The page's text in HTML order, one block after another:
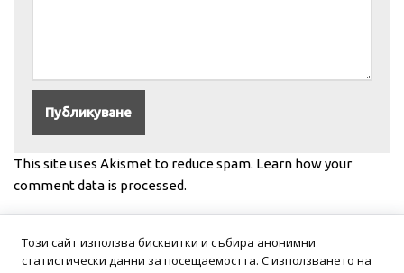
This site uses Akismet to reduce spam. Learn how your
comment data is processed.
Този сайт използва бисквитки и събира анонимни
статистически данни за посещаемостта. С използването на